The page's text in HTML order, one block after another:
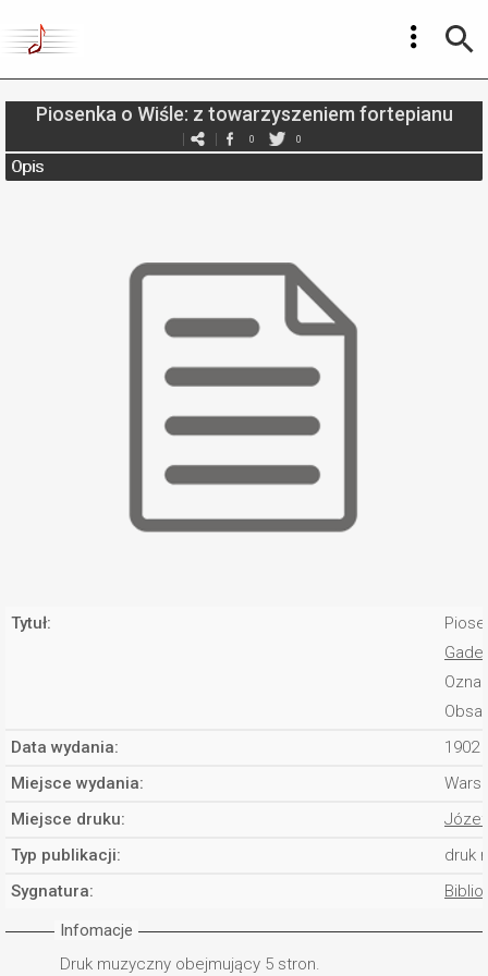
Piosenka o Wiśle: z towarzyszeniem fortepianu
0 0
Opis
Tytuł:
Data wydania:
1902
Miejsce wydania:
Miejsce druku:
Typ publikacji:
druk
Sygnatura:
Infomacje
Druk muzyczny obejmujący 5 stron.